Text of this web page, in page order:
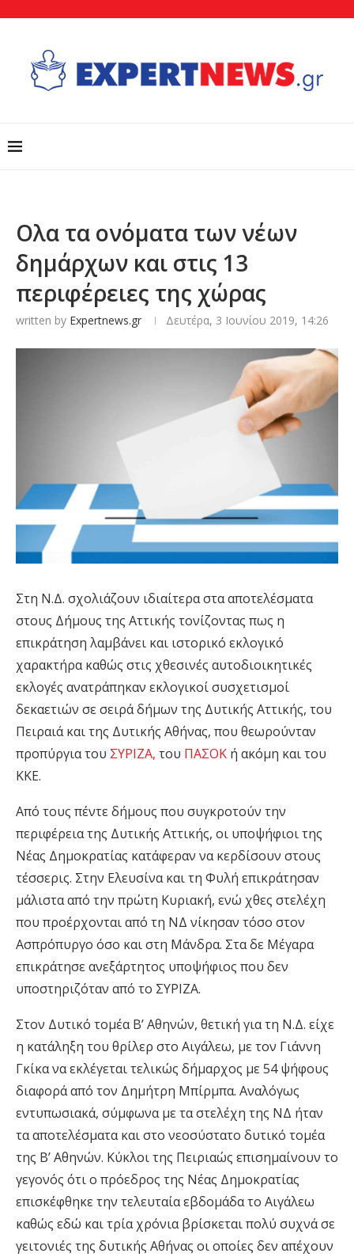
Ολα τα ονόματα των νέων
δημάρχων και στις 13
περιφέρειες της χώρας
written by Expertnews.gr Δευτέρα, 3 Ιουνίου 2019, 14:26
Στη Ν.Δ. σχολιάζουν ιδιαίτερα στα αποτελέσματα
στους Δήμους της Αττικής τονίζοντας πως η
επικράτηση λαμβάνει και ιστορικό εκλογικό
χαρακτήρα καθώς στις χθεσινές αυτοδιοικητικές
εκλογές ανατράπηκαν εκλογικοί συσχετισμοί
δεκαετιών σε σειρά δήμων της Δυτικής Αττικής, του
Πειραιά και της Δυτικής Αθήνας, που θεωρούνταν
προπύργια του ΣΥΡΙΖΑ, του ΠΑΣΟΚ ή ακόμη και του
ΚΚΕ.
Από τους πέντε δήμους που συγκροτούν την
περιφέρεια της Δυτικής Αττικής, οι υποψήφιοι της
Νέας Δημοκρατίας κατάφεραν να κερδίσουν στους
τέσσερις. Στην Ελευσίνα και τη Φυλή επικράτησαν
μάλιστα από την πρώτη Κυριακή, ενώ χθες στελέχη
που προέρχονται από τη ΝΔ νίκησαν τόσο στον
Ασπρόπυργο όσο και στη Μάνδρα. Στα δε Μέγαρα
επικράτησε ανεξάρτητος υποψήφιος που δεν
υποστηριζόταν από το ΣΥΡΙΖΑ.
Στον Δυτικό τομέα Β’ Αθηνών, θετική για τη Ν.Δ. είχε
η κατάληξη του θρίλερ στο Αιγάλεω, με τον Γιάννη
Γκίκα να εκλέγεται τελικώς δήμαρχος με 54 ψήφους
διαφορά από τον Δημήτρη Μπίρμπα. Αναλόγως
εντυπωσιακά, σύμφωνα με τα στελέχη της ΝΔ ήταν
τα αποτελέσματα και στο νεοσύστατο δυτικό τομέα
της Β’ Αθηνών. Κύκλοι της Πειριαώς επισημαίνουν το
γεγονός ότι ο πρόεδρος της Νέας Δημοκρατίας
επισκέφθηκε την τελευταία εβδομάδα το Αιγάλεω
καθώς εδώ και τρία χρόνια βρίσκεται πολύ συχνά σε
γειτονιές της δυτικής Αθήνας οι οποίες δεν απέχουν